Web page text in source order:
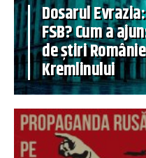
Dosarul
FSB? Cum a
de știri
Kremlinului